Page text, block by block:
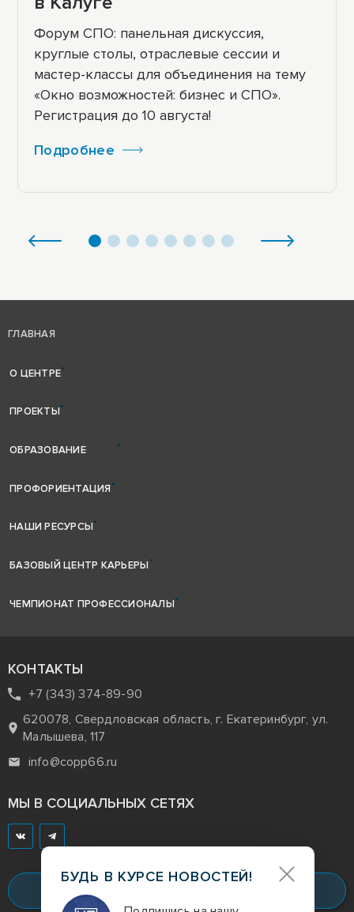
Форум СПО: панельная дискуссия,
круглые столы, отраслевые сессии и
мастер-классы для объединения на тему
«Окно возможностей: бизнес и СПО».
Регистрация до 10 августа!
Подробнее
ГЛАВНАЯ
О ЦЕНТРЕ
ПРОЕКТЫ
ОБРАЗОВАНИЕ
ПРОФОРИЕНТАЦИЯ
НАШИ РЕСУРСЫ
БАЗОВЫЙ ЦЕНТР КАРЬЕРЫ
ЧЕМПИОНАТ ПРОФЕССИОНАЛЫ
КОНТАКТЫ
+7 (343) 374-89-90
620078, Свердловская область, г. Екатеринбург, ул.
Малышева, 117
info@copp66.ru
МЫ В СОЦИАЛЬНЫХ СЕТЯХ
БУДЬ В КУРСЕ НОВОСТЕЙ!